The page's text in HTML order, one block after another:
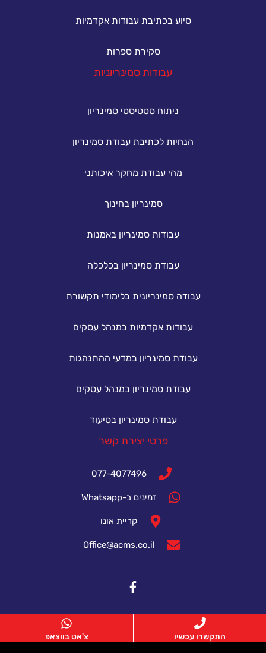
סיוע בכתיבת עבודות אקדמיות
סקירת ספרות
עבודות סמינריוניות
ניתוח סטטיסטי סמינריון
הנחיות לכתיבת עבודת סמינריון
מהי עבודת מחקר איכותני
סמינריון בחינוך
עבודות סמינריון באמנות
עבודת סמינריון בכלכלה
עבודה סמינריונית בלימודי תקשורת
עבודות אקדמיות במנהל עסקים
עבודת סמינריון במדעי ההתנהגות
עבודת סמינריון במנהל עסקים
עבודת סמינריון בסיעוד
פרטי יצירת קשר
077-4077496
זמינים ב-Whatsapp
קריית אונו
Office@acms.co.il
התקשרו עכשיו צ'אט בווצאפ